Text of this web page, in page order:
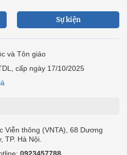
Sự kiện
và Tôn giáo
cấp ngày 17/10/2025
Viễn thông (VNTA), 68 Dương
TP. Hà Nội.